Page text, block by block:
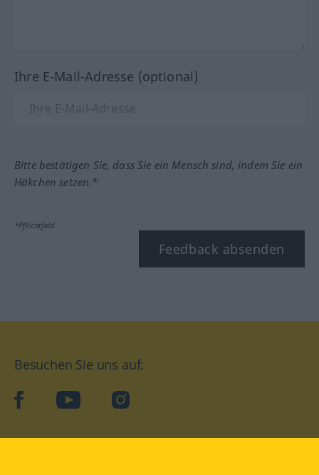
Ihre E-Mail-Adresse (optional)
Bitte bestätigen Sie, dass Sie ein Mensch sind, indem Sie ein
Häkchen setzen.*
*Pflichtfeld
Feedback absenden
Besuchen Sie uns auf:
facebookYouTube Instagram